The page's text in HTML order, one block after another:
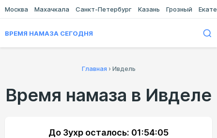
Москва Махачкала Санкт-Петербург Казань Грозный
ВРЕМЯ НАМАЗА СЕГОДНЯ
Главная › Ивдель
Время намаза в Ивделе
До Зухр осталось: 01:54:05